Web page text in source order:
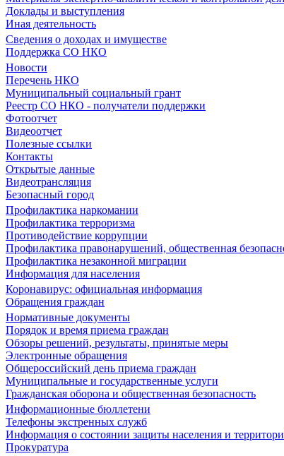
Доклады и выступления
Иная деятельность
Сведения о доходах и имуществе
Поддержка СО НКО
Новости
Перечень НКО
Муниципальный социальный грант
Реестр СО НКО - получатели поддержки
Фотоотчет
Видеоотчет
Полезные ссылки
Контакты
Открытые данные
Видеотрансляция
Безопасный город
Профилактика наркомании
Профилактика терроризма
Противодействие коррупции
Профилактика правонарушений, общественная
Профилактика незаконной миграции
Информация для населения
Коронавирус: официальная информация
Обращения граждан
Нормативные документы
Порядок и время приема граждан
Обзоры решений, результаты, принятые меры
Электронные обращения
Общероссийский день приема граждан
Муниципальные и государственные услуги
Гражданская оборона и общественная безопасность
Информационные бюллетени
Телефоны экстренных служб
Информация о состоянии защиты населения и
Прокуратура